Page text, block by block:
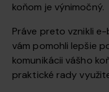
koňom je výnimočný.
Práve preto vznikli
vám pomohli lepšie
komunikácii vášho
praktické rady